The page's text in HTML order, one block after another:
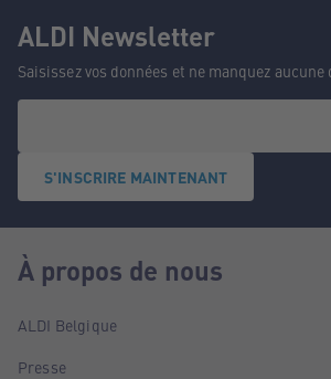
ALDI Newsletter
Saisissez vos données et ne manquez aucune
S'INSCRIRE MAINTENANT
À propos de nous
ALDI Belgique
Presse